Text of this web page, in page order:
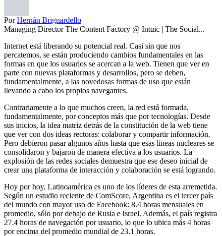
PorHernán Brignardello
Managing Director The Content Factory @ Intuic | The Social...
Internet está liberando su potencial real. Casi sin que nos
percatemos, se están produciendo cambios fundamentales en las
formas en que los usuarios se acercan a la web. Tienen que ver en
parte con nuevas plataformas y desarrollos, pero se deben,
fundamentalmente, a las novedosas formas de uso que están
llevando a cabo los propios navegantes.
Contrariamente a lo que muchos creen, la red está formada,
fundamentalmente, por conceptos más que por tecnologías. Desde
sus inicios, la idea matriz detrás de la constitución de la web tiene
que ver con dos ideas rectoras: colaborar y compartir información.
Pero debieron pasar algunos años hasta que esas líneas nucleares se
consolidaron y bajaron de manera efectiva a los usuarios. La
explosión de las redes sociales demuestra que ese deseo inicial de
crear una plataforma de interacción y colaboración se está logrando.
Hoy por hoy, Latinoamérica es uno de los líderes de esta arremetida.
Según un estudio reciente de ComScore, Argentina es el tercer país
del mundo con mayor uso de Facebook: 8.4 horas mensuales en
promedio, sólo por debajo de Rusia e Israel. Además, el país registra
27.4 horas de navegación por usuario, lo que lo ubica más 4 horas
por encima del promedio mundial de 23.1 horas.